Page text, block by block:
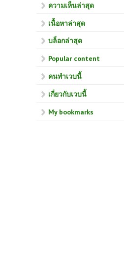
ความเห็นล่าสุด
เนื้อหาล่าสุด
บล็อกล่าสุด
Popular content
คนทำเวบนี้
เกี่ยวกับเวบนี้
My bookmarks